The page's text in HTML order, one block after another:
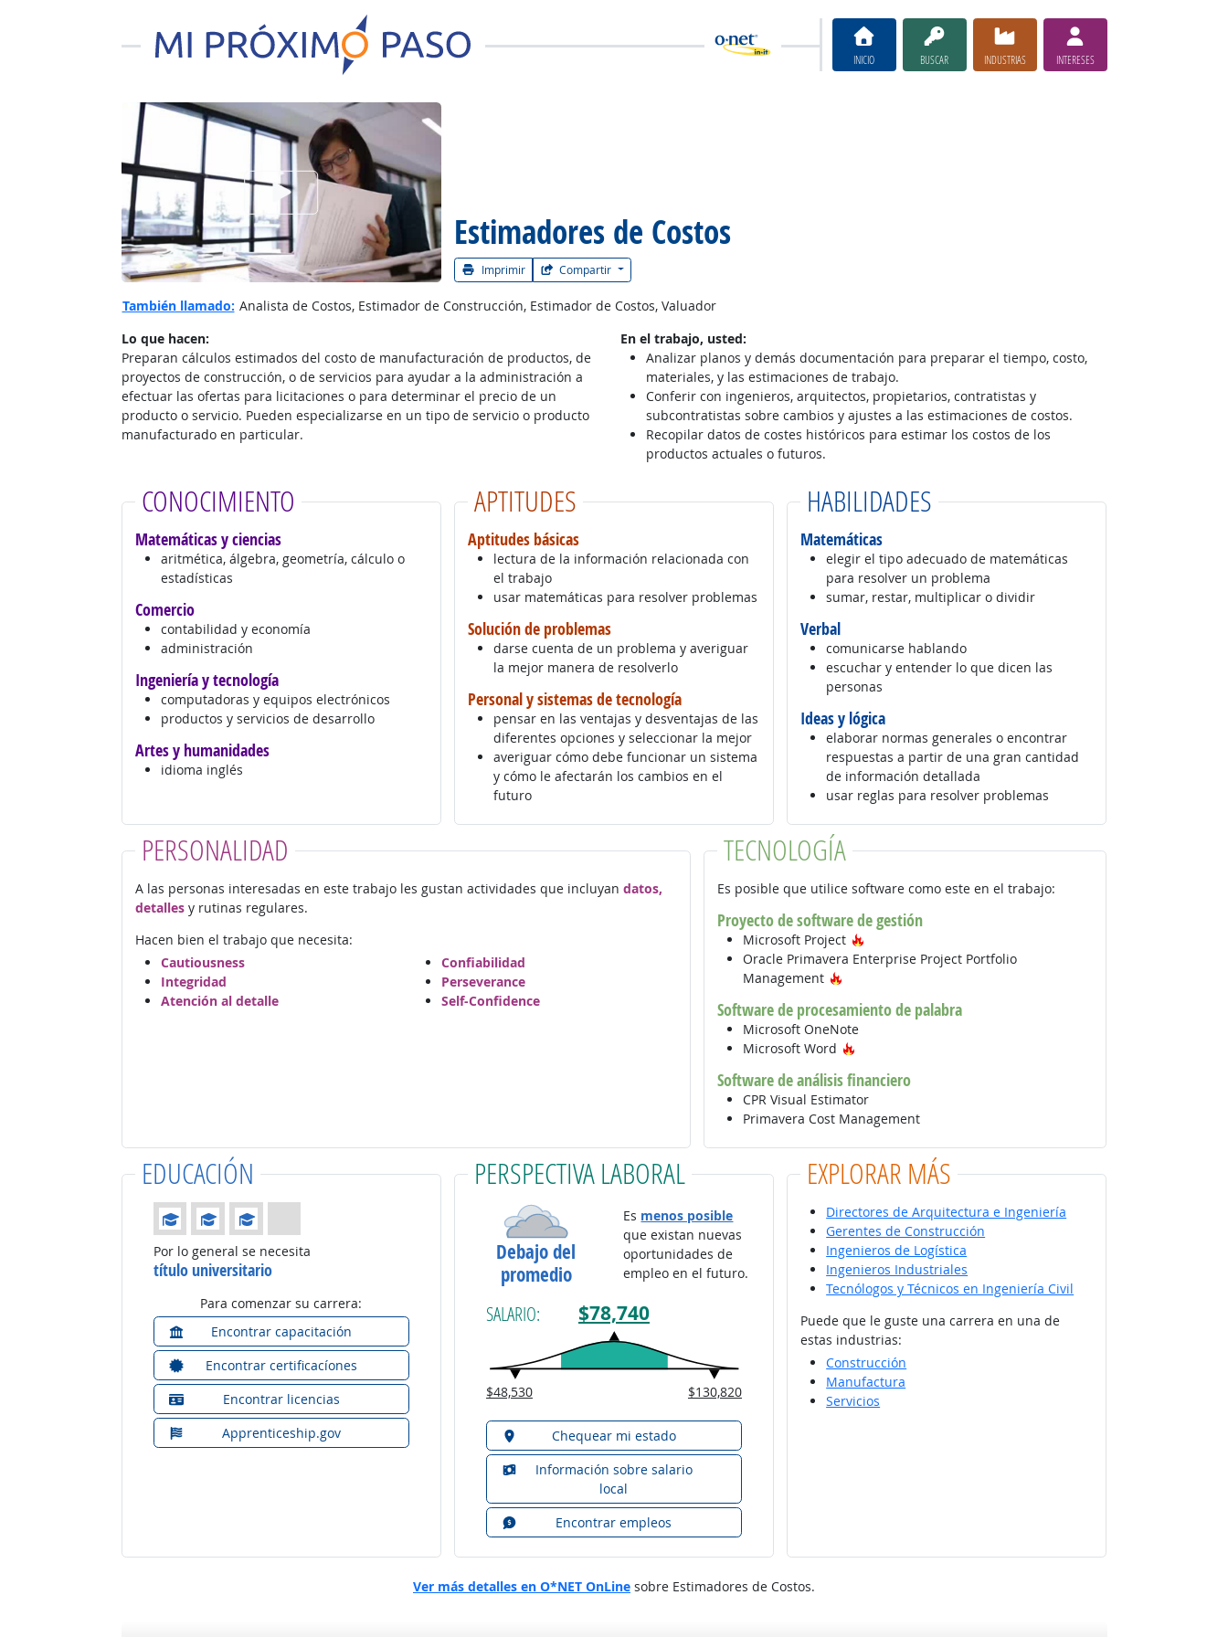
INICIO BUSCAR INDUSTRIAS INTERESES
Estimadores de Costos
Imprimir Compartir
Ver el vίdeo de la carrera
También llamado: Analista de Costos, Estimador de Construcción, Estimador de Costos, Valuador
Lo que hacen:
Preparan cálculos estimados del costo de manufacturación de productos, de
proyectos de construcción, o de servicios para ayudar a la administración a
efectuar las ofertas para licitaciones o para determinar el precio de un
producto o servicio. Pueden especializarse en un tipo de servicio o producto
manufacturado en particular.
En el trabajo, usted:
Analizar planos y demás documentación para preparar el tiempo, costo,
materiales, y las estimaciones de trabajo.
Conferir con ingenieros, arquitectos, propietarios, contratistas y
subcontratistas sobre cambios y ajustes a las estimaciones de costos.
Recopilar datos de costes históricos para estimar los costos de los
productos actuales o futuros.
CONOCIMIENTO
Matemáticas y ciencias
aritmética, álgebra, geometría, cálculo o
estadísticas
Comercio
contabilidad y economía
administración
Ingeniería y tecnología
computadoras y equipos electrónicos
productos y servicios de desarrollo
Artes y humanidades
idioma inglés
APTITUDES
Aptitudes básicas
lectura de la información relacionada con
el trabajo
usar matemáticas para resolver problemas
Solución de problemas
darse cuenta de un problema y averiguar
la mejor manera de resolverlo
Personal y sistemas de tecnología
pensar en las ventajas y desventajas de las
diferentes opciones y seleccionar la mejor
averiguar cómo debe funcionar un sistema
y cómo le afectarán los cambios en el
futuro
HABILIDADES
Matemáticas
elegir el tipo adecuado de matemáticas
para resolver un problema
sumar, restar, multiplicar o dividir
Verbal
comunicarse hablando
escuchar y entender lo que dicen las
personas
Ideas y lógica
elaborar normas generales o encontrar
respuestas a partir de una gran cantidad
de información detallada
usar reglas para resolver problemas
PERSONALIDAD
A las personas interesadas en este trabajo les gustan actividades que incluyan datos,
detallesy rutinas regulares.
Hacen bien el trabajo que necesita:
Cautiousness
Integridad
Atención al detalle
Confiabilidad
Perseverance
Self-Confidence
TECNOLOGÍA
Es posible que utilice software como este en el trabajo:
Proyecto de software de gestión
Microsoft Project
Oracle Primavera Enterprise Project Portfolio
Management
Software de procesamiento de palabra
Microsoft OneNote
Microsoft Word
Software de análisis financiero
CPR Visual Estimator
Primavera Cost Management
EDUCACIÓN
Educación: (Calificación 3 de 4)
Por lo general se necesita
título universitario
Para comenzar su carrera:
Encontrar capacitación
Encontrar certificacíones
Encontrar licencias
Apprenticeship.gov
PERSPECTIVA LABORAL
Debajo del
promedio
Es menos posible
que existan nuevas
oportunidades de
empleo en el futuro.
SALARIO: $78,740
$48,530 $130,820
Chequear mi estado
Información sobre salario
local
Encontrar empleos
EXPLORAR MÁS
Directores de Arquitectura e Ingeniería
Gerentes de Construcción
Ingenieros de Logística
Ingenieros Industriales
Tecnólogos y Técnicos en Ingeniería Civil
Puede que le guste una carrera en una de
estas industrias:
Construcción
Manufactura
Servicios
Ver más detalles en O*NET OnLine sobre Estimadores de Costos.